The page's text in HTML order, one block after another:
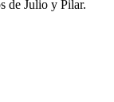
de Julio y Pilar.